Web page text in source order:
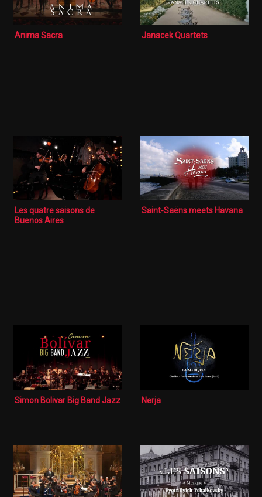
Anima Sacra Janacek Quartets
Les quatre saisons de
Buenos Aires
Saint-Saëns meets Havana
Simon Bolivar Big Band Jazz Nerja